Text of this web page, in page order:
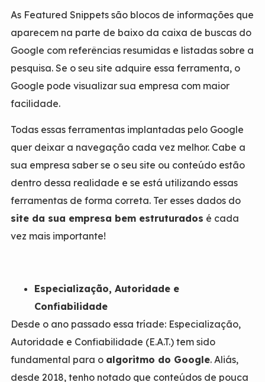
As Featured Snippets são blocos de informações que
aparecem na parte de baixo da caixa de buscas do
Google com referências resumidas e listadas sobre a
pesquisa. Se o seu site adquire essa ferramenta, o
Google pode visualizar sua empresa com maior
facilidade.
Todas essas ferramentas implantadas pelo Google
quer deixar a navegação cada vez melhor. Cabe a
sua empresa saber se o seu site ou conteúdo estão
dentro dessa realidade e se está utilizando essas
ferramentas de forma correta. Ter esses dados do
site da sua empresa bem estruturados é cada
vez mais importante!
Especialização, Autoridade e
Confiabilidade
Desde o ano passado essa tríade: Especialização,
Autoridade e Confiabilidade (E.A.T.) tem sido
fundamental para o algoritmo do Google. Aliás,
desde 2018, tenho notado que conteúdos de pouca